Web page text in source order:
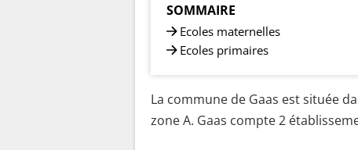
SOMMAIRE
Ecoles maternelles
Ecoles primaires
La commune de Gaas est située
zone A. Gaas compte 2